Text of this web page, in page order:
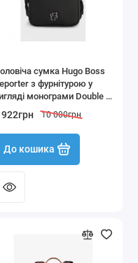
сумка Hugo Boss
з фурнітурою у
монограми Double B
кольору
10 000грн
До кошика